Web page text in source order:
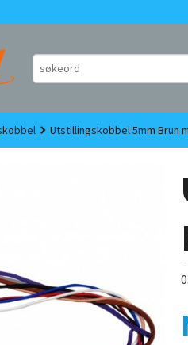
Utstillingskobbel 5mm Brun